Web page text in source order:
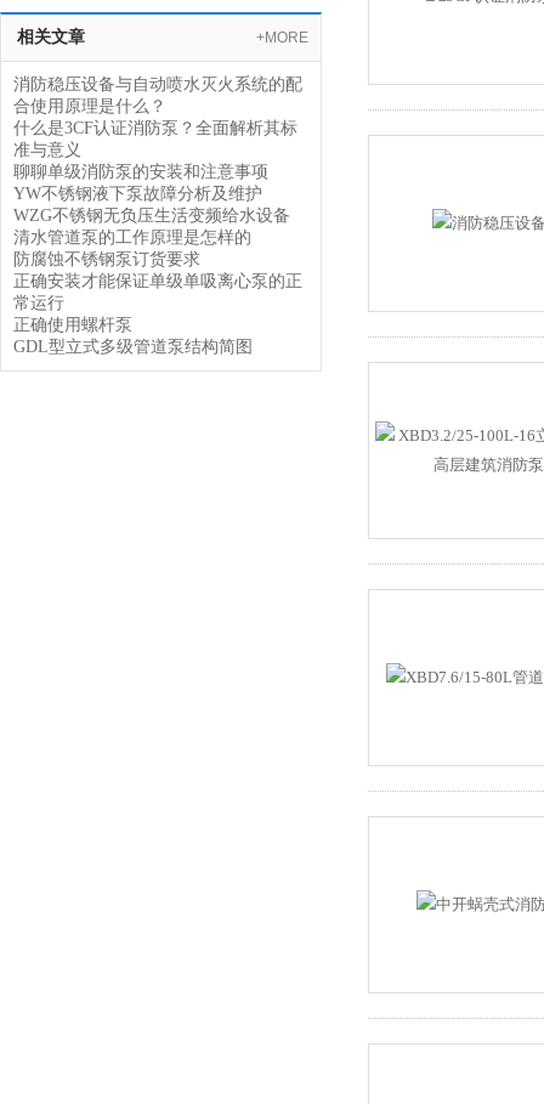
相关文章 +MORE
消防稳压设备与自动喷水灭火系统的配
合使用原理是什么？
什么是3CF认证消防泵？全面解析其标
准与意义
聊聊单级消防泵的安装和注意事项
YW不锈钢液下泵故障分析及维护
WZG不锈钢无负压生活变频给水设备
清水管道泵的工作原理是怎样的
防腐蚀不锈钢泵订货要求
正确安装才能保证单级单吸离心泵的正
常运行
正确使用螺杆泵
GDL型立式多级管道泵结构简图